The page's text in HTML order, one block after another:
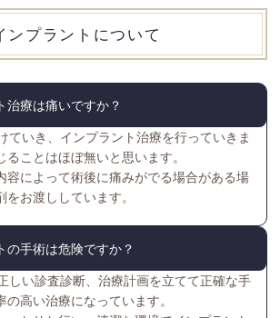
ンプラントについて
治療は痛いですか？
ていき、インプラント治療を行っていきま
ることはほぼ無いと思います。
容によって術後に痛みがでる場合がある場
お渡ししています。
の手術は危険ですか？
しい診査診断、治療計画を立てて正確な手
の高い治療になっています。